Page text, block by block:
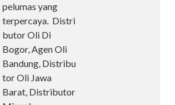
pelumas yang
terpercaya. Distri
butor Oli Di
Bogor, Agen Oli
Bandung, Distribu
tor Oli Jawa
Barat, Distributor